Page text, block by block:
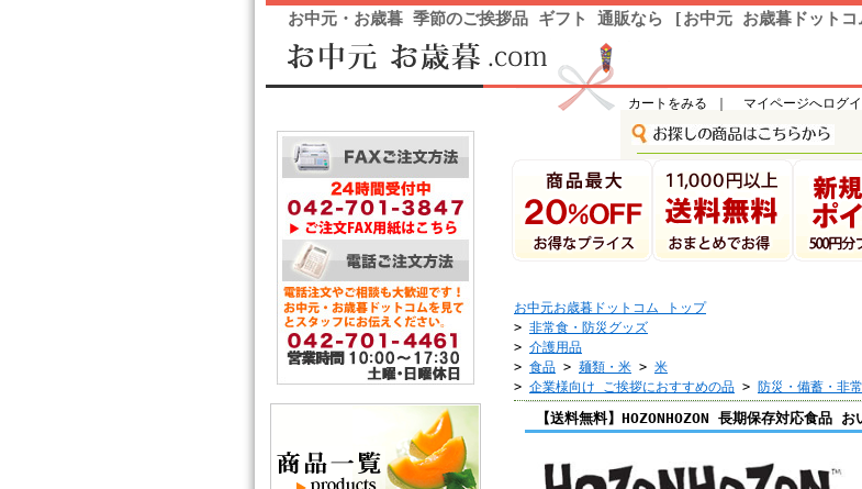
お中元・お歳暮 季節のご挨拶品 ギフト 通販なら [お中元 お歳暮ドットコ
カートをみる マイページへログ
お中元お歳暮ドットコム トップ
> 非常食・防災グッズ
> 介護用品
> 食品 > 麺類・米 > 米
> 企業様向け ご挨拶におすすめの品 > 防災・備蓄・非
【送料無料】HOZONHOZON 長期保存対応食